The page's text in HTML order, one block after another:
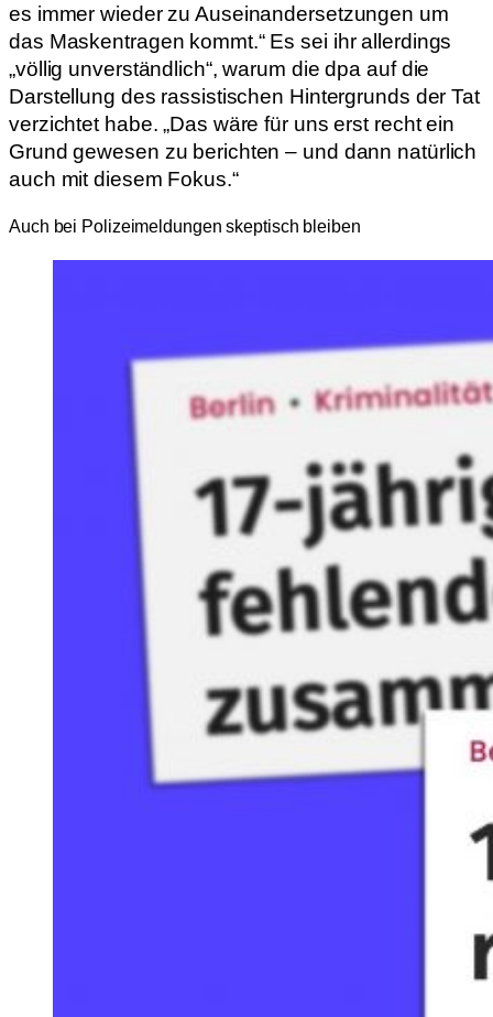
es immer wieder zu Auseinandersetzungen um
das Maskentragen kommt.“ Es sei ihr allerdings
„völlig unverständlich“, warum die dpa auf die
Darstellung des rassistischen Hintergrunds der Tat
verzichtet habe. „Das wäre für uns erst recht ein
Grund gewesen zu berichten – und dann natürlich
auch mit diesem Fokus.“
Auch bei Polizeimeldungen skeptisch bleiben